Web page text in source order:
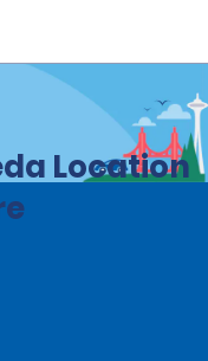
Location